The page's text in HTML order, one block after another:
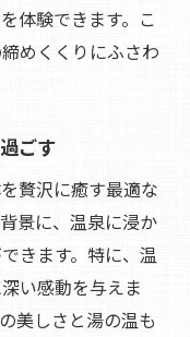
体験できます。こ
めくくりにふさわ
ごす
贅沢に癒す最適な
景に、温泉に浸か
きます。特に、温
い感動を与えま
美しさと湯の温も